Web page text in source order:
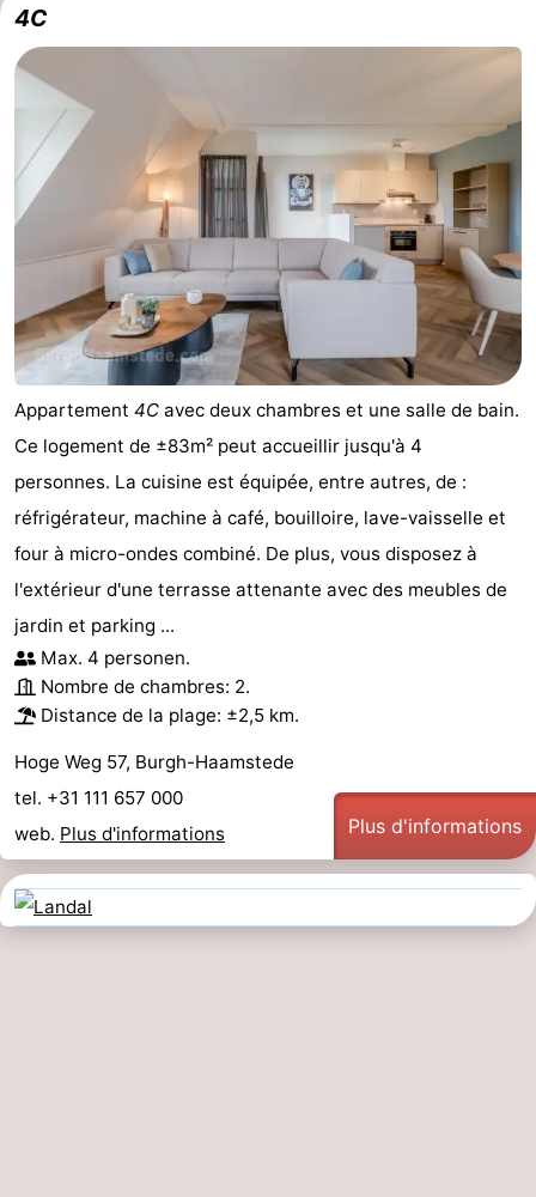
4C
Appartement 4C avec deux chambres et une salle de bain.
Ce logement de ±83m² peut accueillir jusqu'à 4
personnes. La cuisine est équipée, entre autres, de :
réfrigérateur, machine à café, bouilloire, lave-vaisselle et
four à micro-ondes combiné. De plus, vous disposez à
l'extérieur d'une terrasse attenante avec des meubles de
jardin et parking ...
Max. 4 personen.
Nombre de chambres: 2.
Distance de la plage: ±2,5 km.
Hoge Weg 57, Burgh-Haamstede
tel. +31 111 657 000
web. Plus d'informations Plus d'informations